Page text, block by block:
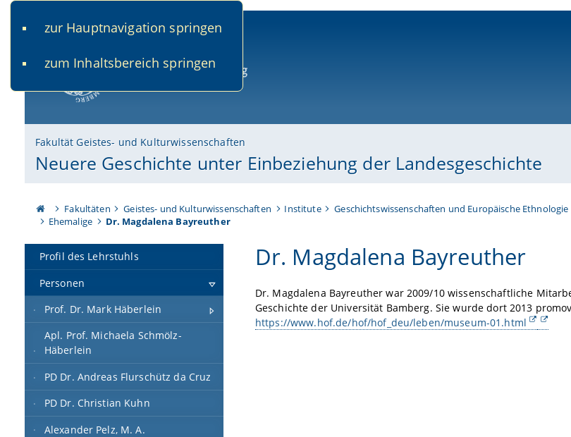
zur Hauptnavigation springen
zum Inhaltsbereich springen
Fakultät Geistes- und Kulturwissenschaften
Neuere Geschichte unter Einbeziehung der Landesgeschichte
Fakultäten Geistes- und Kulturwissenschaften Institute Geschichtswissenschaften und Europäische Ethnologie
Ehemalige
Dr. Magdalena Bayreuther
Profil des Lehrstuhls
Personen
Prof. Dr. Mark Häberlein
Apl. Prof. Michaela Schmölz-
Häberlein
PD Dr. Andreas Flurschütz da Cruz
PD Dr. Christian Kuhn
Alexander Pelz, M. A.
Dr. Magdalena Bayreuther
Dr. Magdalena Bayreuther war 2009/10 wissenschaftliche
Geschichte der Universität Bamberg. Sie wurde dort 2013
https://www.hof.de/hof/hof_deu/leben/museum-01.html